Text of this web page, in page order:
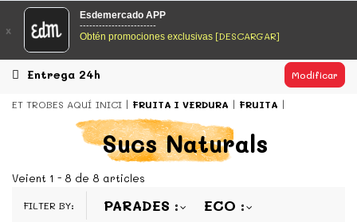
EsDeMercado.com
EsDeMercado.com te lleva a casa los mejores productos de
los mejores mercados de Barcelona y de productores
locales.
READ MORE
EsDeMercado.com
EsDeMercado.com te lleva a casa los mejores productos de
los mejores mercados de Barcelona y de productores
x
Esdemercado APP
------------------------
Obtén promociones exclusivas [DESCARGAR]
Entrega 24h Modificar
ET TROBES AQUÍ INICI FRUITA I VERDURA FRUITA
Sucs Naturals
Veient 1 - 8 de 8 articles
FILTER BY: PARADES ECO